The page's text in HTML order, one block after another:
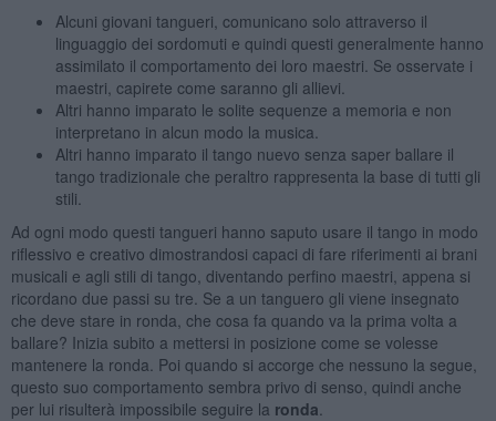
Alcuni giovani tangueri, comunicano solo attraverso il
linguaggio dei sordomuti e quindi questi generalmente hanno
assimilato il comportamento dei loro maestri. Se osservate i
maestri, capirete come saranno gli allievi.
Altri hanno imparato le solite sequenze a memoria e non
interpretano in alcun modo la musica.
Altri hanno imparato il tango nuevo senza saper ballare il
tango tradizionale che peraltro rappresenta la base di tutti gli
stili.
Ad ogni modo questi tangueri hanno saputo usare il tango in modo
riflessivo e creativo dimostrandosi capaci di fare riferimenti ai brani
musicali e agli stili di tango, diventando perfino maestri, appena si
ricordano due passi su tre. Se a un tanguero gli viene insegnato
che deve stare in ronda, che cosa fa quando va la prima volta a
ballare? Inizia subito a mettersi in posizione come se volesse
mantenere la ronda. Poi quando si accorge che nessuno la segue,
questo suo comportamento sembra privo di senso, quindi anche
per lui risulterà impossibile seguire la ronda